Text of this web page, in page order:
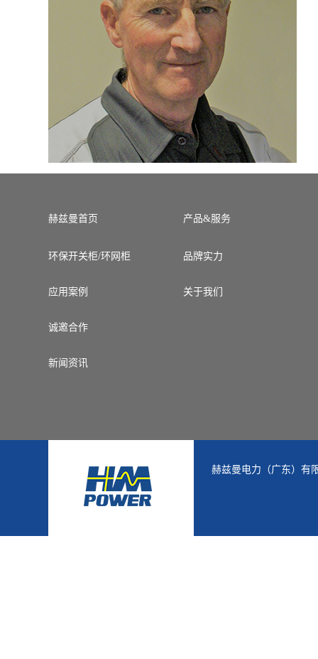
赫兹曼首页
环保开关柜/环网柜
应用案例
诚邀合作
新闻资讯
产品&服务
品牌实力
关于我们
赫兹曼电力（广东）有